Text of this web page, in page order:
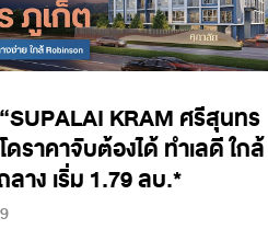
KRAM ศรีสุนทร
ราคาจับต้องได้ ทำเลดี ใกล้
าง เริ่ม 1.79 ลบ.*